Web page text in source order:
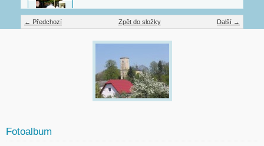
← Předchozí Další →
Zpět do složky
Fotoalbum